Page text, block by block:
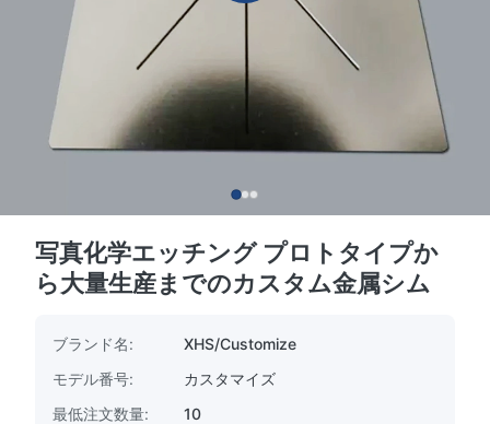
写真化学エッチング プロトタイプか
ら大量生産までのカスタム金属シム
ブランド名:
XHS/Customize
モデル番号:
カスタマイズ
最低注文数量:
10